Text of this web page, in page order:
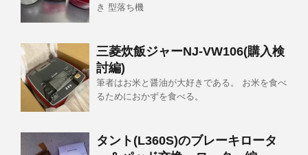
き 型落ち機
三菱炊飯ジャーNJ-VW106(購入検
討編)
筆者はお米と醤油が大好きである。 お米を食べ
るためにおかずを食べる。
タント(L360S)のブレーキロータ